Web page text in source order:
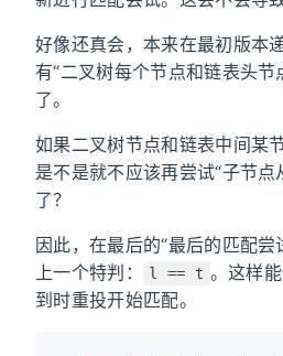
好像还真会，本来在最初版本
有“二叉树每个节点和链表头节
了。
如果二叉树节点和链表中间某
是不是就不应该再尝试“子节点
了？
因此，在最后的“最后的匹配尝
上一个特判：
l == t 。这样
到时重投开始匹配。